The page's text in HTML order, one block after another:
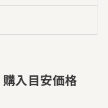
入目安価格